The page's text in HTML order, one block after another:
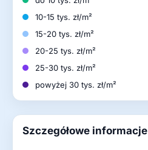
10-15 tys. zł/m²
15-20 tys. zł/m²
20-25 tys. zł/m²
25-30 tys. zł/m²
powyżej 30 tys. zł/m²
Szczegółowe informacje